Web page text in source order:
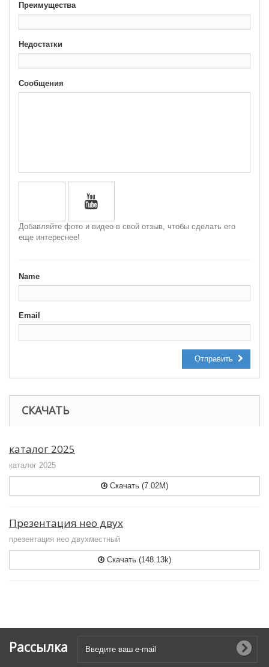
Преимущества
Недостатки
Сообщения
Добавляйте фото и видео в свой отзыв, чтобы сделать его
еще интереснее!
Name
Email
Отправить
СКАЧАТЬ
каталог 2025
каталог 2025
Скачать (7.02M)
Презентация нео двух
презентация нео двухместный
Скачать (148.13k)
Рассылка